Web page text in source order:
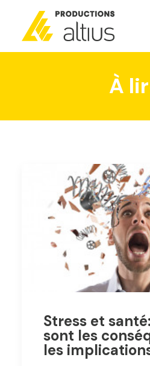
POURQUOI INVESTIR
GÉNÉRATEURS DE NOUVELLES
NOUS JOINDRE
SEARCH
À
Stress et
sont les
les